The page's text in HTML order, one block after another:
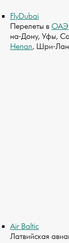
FlyDubai
Перелеты в ОАЭ
на-Дону, Уфы,
Непал, Шри-
Air Baltic
Латвийская